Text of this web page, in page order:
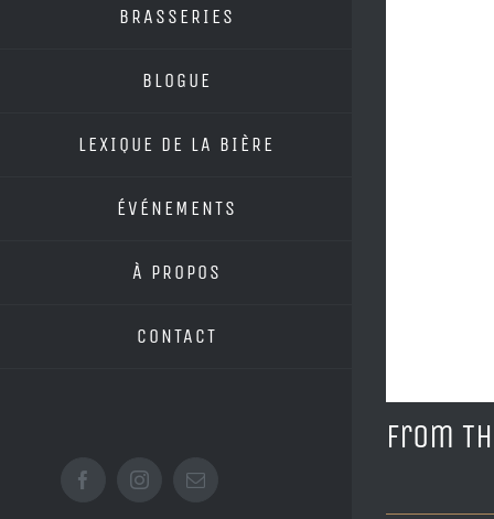
BRASSERIES
BLOGUE
LEXIQUE DE LA BIÈRE
ÉVÉNEMENTS
À PROPOS
CONTACT
FacebookInstagramEmail
From